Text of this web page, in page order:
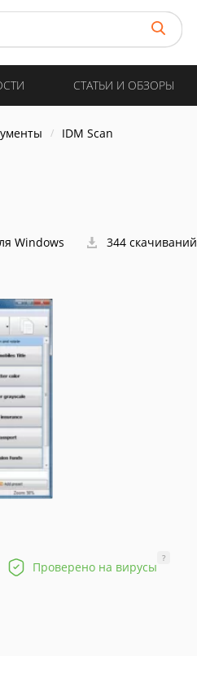
СТАТЬИ И ОБЗОРЫ
IDM Scan
Windows 344 скачиваний
Проверено на вирусы
?